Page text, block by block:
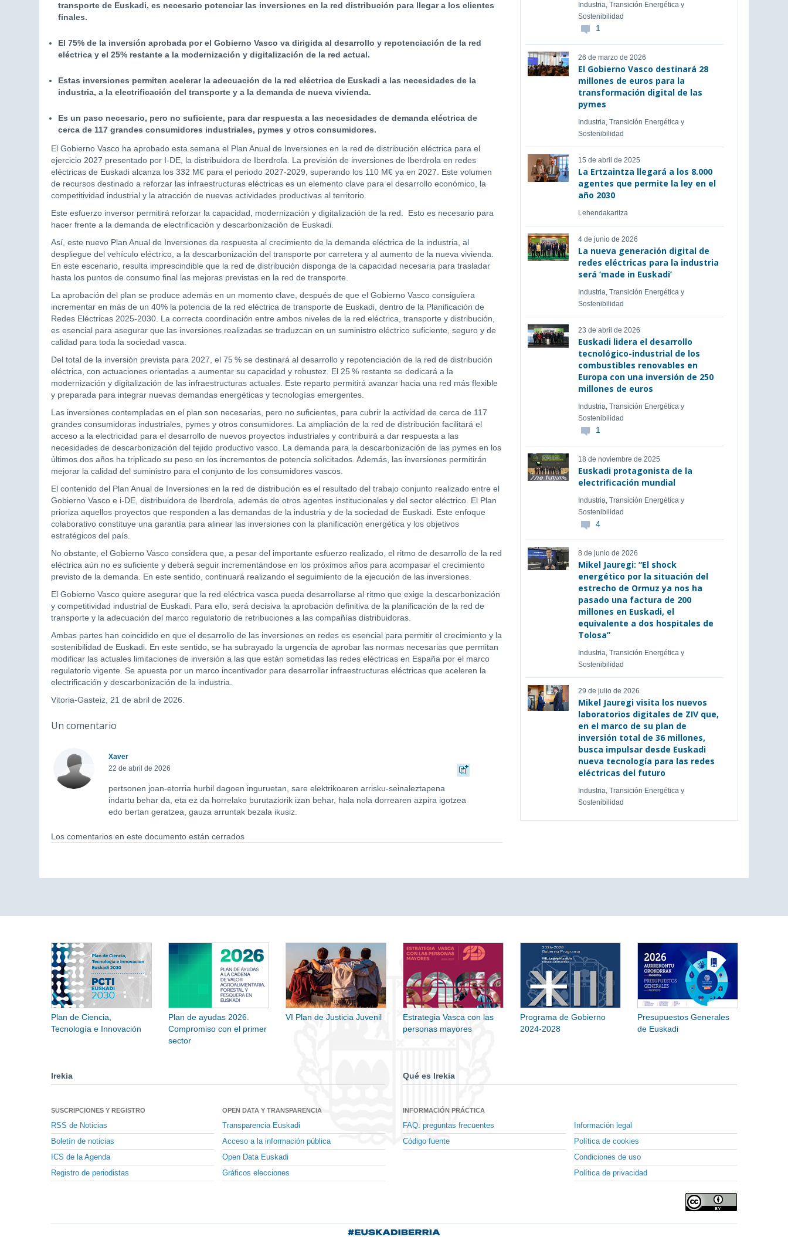
transporte de Euskadi, es necesario potenciar las inversiones en la red distribución para llegar a los clientes
finales.
El 75% de la inversión aprobada por el Gobierno Vasco va dirigida al desarrollo y repotenciación de la red
eléctrica y el 25% restante a la modernización y digitalización de la red actual.
Estas inversiones permiten acelerar la adecuación de la red eléctrica de Euskadi a las necesidades de la
industria, a la electrificación del transporte y a la demanda de nueva vivienda.
Es un paso necesario, pero no suficiente, para dar respuesta a las necesidades de demanda eléctrica de
cerca de 117 grandes consumidores industriales, pymes y otros consumidores.
El Gobierno Vasco ha aprobado esta semana el Plan Anual de Inversiones en la red de distribución eléctrica para el
ejercicio 2027 presentado por I-DE, la distribuidora de Iberdrola. La previsión de inversiones de Iberdrola en redes
eléctricas de Euskadi alcanza los 332 M€ para el periodo 2027-2029, superando los 110 M€ ya en 2027. Este volumen
de recursos destinado a reforzar las infraestructuras eléctricas es un elemento clave para el desarrollo económico, la
competitividad industrial y la atracción de nuevas actividades productivas al territorio.
Este esfuerzo inversor permitirá reforzar la capacidad, modernización y digitalización de la red. Esto es necesario para
hacer frente a la demanda de electrificación y descarbonización de Euskadi.
Así, este nuevo Plan Anual de Inversiones da respuesta al crecimiento de la demanda eléctrica de la industria, al
despliegue del vehículo eléctrico, a la descarbonización del transporte por carretera y al aumento de la nueva vivienda.
En este escenario, resulta imprescindible que la red de distribución disponga de la capacidad necesaria para trasladar
hasta los puntos de consumo final las mejoras previstas en la red de transporte.
La aprobación del plan se produce además en un momento clave, después de que el Gobierno Vasco consiguiera
incrementar en más de un 40% la potencia de la red eléctrica de transporte de Euskadi, dentro de la Planificación de
Redes Eléctricas 2025-2030. La correcta coordinación entre ambos niveles de la red eléctrica, transporte y distribución,
es esencial para asegurar que las inversiones realizadas se traduzcan en un suministro eléctrico suficiente, seguro y de
calidad para toda la sociedad vasca.
Del total de la inversión prevista para 2027, el 75 % se destinará al desarrollo y repotenciación de la red de distribución
eléctrica, con actuaciones orientadas a aumentar su capacidad y robustez. El 25 % restante se dedicará a la
modernización y digitalización de las infraestructuras actuales. Este reparto permitirá avanzar hacia una red más flexible
y preparada para integrar nuevas demandas energéticas y tecnologías emergentes.
Las inversiones contempladas en el plan son necesarias, pero no suficientes, para cubrir la actividad de cerca de 117
grandes consumidoras industriales, pymes y otros consumidores. La ampliación de la red de distribución facilitará el
acceso a la electricidad para el desarrollo de nuevos proyectos industriales y contribuirá a dar respuesta a las
necesidades de descarbonización del tejido productivo vasco. La demanda para la descarbonización de las pymes en los
últimos dos años ha triplicado su peso en los incrementos de potencia solicitados. Además, las inversiones permitirán
mejorar la calidad del suministro para el conjunto de los consumidores vascos.
El contenido del Plan Anual de Inversiones en la red de distribución es el resultado del trabajo conjunto realizado entre el
Gobierno Vasco e i-DE, distribuidora de Iberdrola, además de otros agentes institucionales y del sector eléctrico. El Plan
prioriza aquellos proyectos que responden a las demandas de la industria y de la sociedad de Euskadi. Este enfoque
colaborativo constituye una garantía para alinear las inversiones con la planificación energética y los objetivos
estratégicos del país.
No obstante, el Gobierno Vasco considera que, a pesar del importante esfuerzo realizado, el ritmo de desarrollo de la red
eléctrica aún no es suficiente y deberá seguir incrementándose en los próximos años para acompasar el crecimiento
previsto de la demanda. En este sentido, continuará realizando el seguimiento de la ejecución de las inversiones.
El Gobierno Vasco quiere asegurar que la red eléctrica vasca pueda desarrollarse al ritmo que exige la descarbonización
y competitividad industrial de Euskadi. Para ello, será decisiva la aprobación definitiva de la planificación de la red de
transporte y la adecuación del marco regulatorio de retribuciones a las compañías distribuidoras.
Ambas partes han coincidido en que el desarrollo de las inversiones en redes es esencial para permitir el crecimiento y la
sostenibilidad de Euskadi. En este sentido, se ha subrayado la urgencia de aprobar las normas necesarias que permitan
modificar las actuales limitaciones de inversión a las que están sometidas las redes eléctricas en España por el marco
regulatorio vigente. Se apuesta por un marco incentivador para desarrollar infraestructuras eléctricas que aceleren la
electrificación y descarbonización de la industria.
Vitoria-Gasteiz, 21 de abril de 2026.
Un comentario
Xaver
22 de abril de 2026
pertsonen joan-etorria hurbil dagoen inguruetan, sare elektrikoaren arrisku-seinaleztapena
indartu behar da, eta ez da horrelako burutaziorik izan behar, hala nola dorrearen azpira igotzea
edo bertan geratzea, gauza arruntak bezala ikusiz.
Los comentarios en este documento están cerrados
Industria, Transición Energética y
Sostenibilidad
1
26 de marzo de 2026
El Gobierno Vasco destinará 28
millones de euros para la
transformación digital de las
pymes
Industria, Transición Energética y
Sostenibilidad
15 de abril de 2025
La Ertzaintza llegará a los 8.000
agentes que permite la ley en el
año 2030
Lehendakaritza
4 de junio de 2026
La nueva generación digital de
redes eléctricas para la industria
será ‘made in Euskadi’
Industria, Transición Energética y
Sostenibilidad
23 de abril de 2026
Euskadi lidera el desarrollo
tecnológico-industrial de los
combustibles renovables en
Europa con una inversión de 250
millones de euros
Industria, Transición Energética y
Sostenibilidad
1
18 de noviembre de 2025
Euskadi protagonista de la
electrificación mundial
Industria, Transición Energética y
Sostenibilidad
4
8 de junio de 2026
Mikel Jauregi: “El shock
energético por la situación del
estrecho de Ormuz ya nos ha
pasado una factura de 200
millones en Euskadi, el
equivalente a dos hospitales de
Tolosa”
Industria, Transición Energética y
Sostenibilidad
29 de julio de 2026
Mikel Jauregi visita los nuevos
laboratorios digitales de ZIV que,
en el marco de su plan de
inversión total de 36 millones,
busca impulsar desde Euskadi
nueva tecnología para las redes
eléctricas del futuro
Industria, Transición Energética y
Sostenibilidad
Plan de Ciencia,
Tecnología e Innovación
Plan de ayudas 2026.
Compromiso con el primer
sector
VI Plan de Justicia Juvenil
Estrategia Vasca con las
personas mayores
Programa de Gobierno
2024-2028
Presupuestos Generales
de Euskadi
Irekia
SUSCRIPCIONES Y REGISTRO
RSS de Noticias
Boletín de noticias
ICS de la Agenda
Registro de periodistas
OPEN DATA Y TRANSPARENCIA
Transparencia Euskadi
Acceso a la información pública
Open Data Euskadi
Gráficos elecciones
Qué es Irekia
INFORMACIÓN PRÁCTICA
FAQ: preguntas frecuentes
Código fuente
Información legal
Política de cookies
Condiciones de uso
Política de privacidad